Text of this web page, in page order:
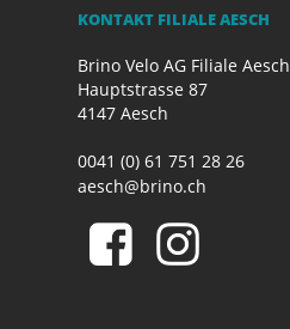
KONTAKT FILIALE AESCH
Brino Velo AG Filiale Aesch
Hauptstrasse 87
4147 Aesch
0041 (0) 61 751 28 26
aesch@brino.ch